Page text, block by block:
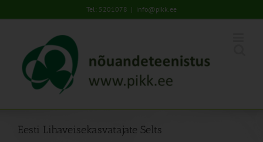
to
Tel: 5201078 | info@pikk.ee
Eesti Lihaveisekasvatajate Selts